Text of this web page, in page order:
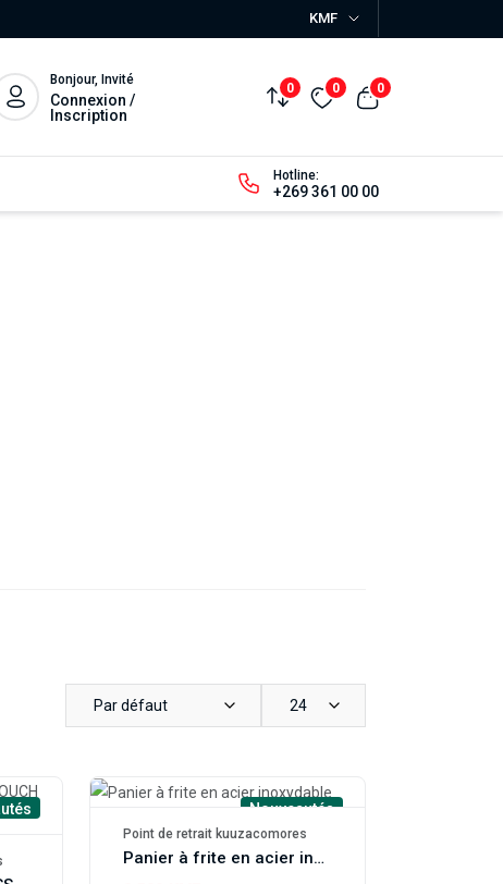
KMF
Bonjour, Invité
Connexion /
Inscription
0 0 0
Hotline:
+269 361 00 00
Par défaut 24
Nouveautés
Point de retrait kuuzacomores
Panier à frite en acier inoxydable